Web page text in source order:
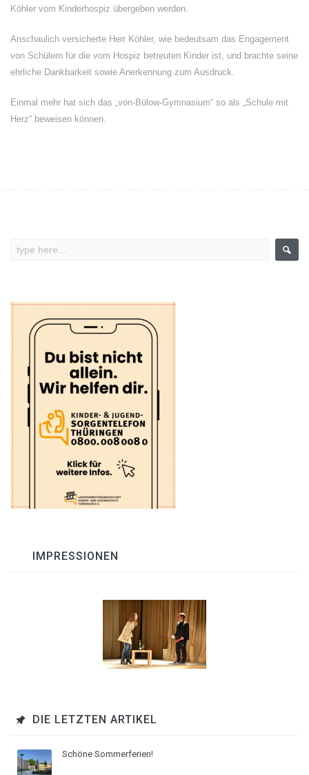
Köhler vom Kinderhospiz übergeben werden.
Anschaulich versicherte Herr Köhler, wie bedeutsam das Engagement
von Schülern für die vom Hospiz betreuten Kinder ist, und brachte seine
ehrliche Dankbarkeit sowie Anerkennung zum Ausdruck.
Einmal mehr hat sich das „von-Bülow-Gymnasium“ so als „Schule mit
Herz“ beweisen können.
IMPRESSIONEN
DIE LETZTEN ARTIKEL
Schöne Sommerferien!